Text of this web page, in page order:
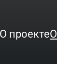
О проекте